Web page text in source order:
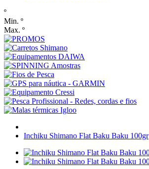
º
Min. º
Max. º
Inchiku Shimano Flat Baku Baku 100gr